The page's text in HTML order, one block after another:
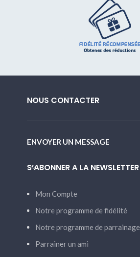
NOUS CONTACTER
ENVOYER UN MESSAGE
S’ABONNER A LA NEWSLETTER
Mon Compte
Notre programme de fidélité
Notre programme de parrainage
Parrainer un ami